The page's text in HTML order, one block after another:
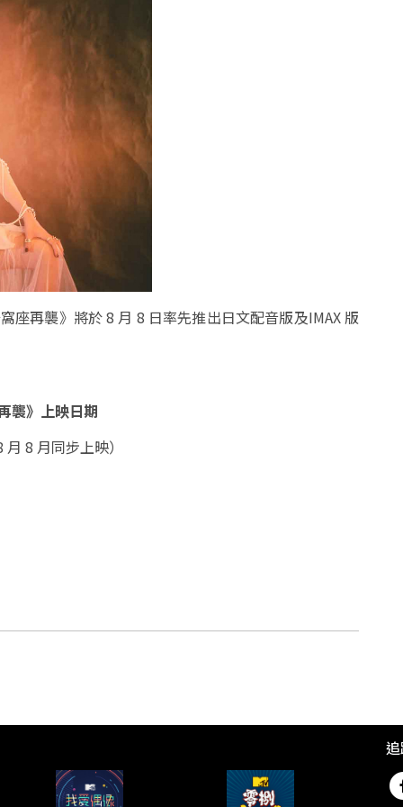
座再襲》將於 8 月 8 日率先推出日文配音版及IMAX 版
襲》上映日期
8 月同步上映）